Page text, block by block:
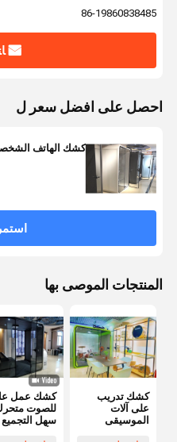
86-19860838485
احصل على افضل سعر ل
كشك الهاتف
استمر
المنتجات الموصى بها
كشك تدريب
على آلات
الموسيقى
كشك عمل
للصوت
سهل التجميع